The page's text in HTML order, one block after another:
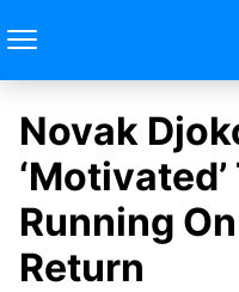
Novak
Running
Return